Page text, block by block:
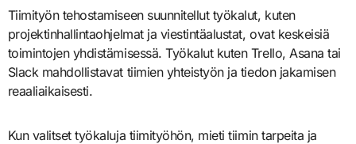
Tiimityön tehostamiseen suunnitellut työkalut, kuten
projektinhallintaohjelmat ja viestintäalustat, ovat keskeisiä
toimintojen yhdistämisessä. Työkalut kuten Trello, Asana tai
Slack mahdollistavat tiimien yhteistyön ja tiedon jakamisen
reaaliaikaisesti.
Kun valitset työkaluja tiimityöhön, mieti tiimin tarpeita ja